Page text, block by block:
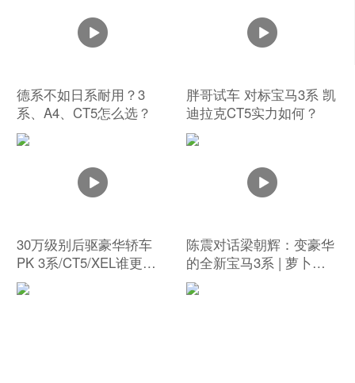
德系不如日系耐用？3
系、A4、CT5怎么选？
胖哥试车 对标宝马3系 凯
迪拉克CT5实力如何？
30万级别后驱豪华轿车
PK 3系/CT5/XEL谁更
强？
陈震对话梁朝辉：变豪华
的全新宝马3系 | 萝卜报
告